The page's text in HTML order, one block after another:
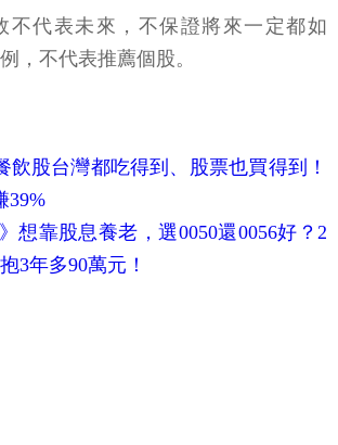
不代表未來，不保證將來一定都如
，不代表推薦個股。
飲股台灣都吃得到、股票也買得到！
39%
想靠股息養老，選0050還0056好？2
3年多90萬元！